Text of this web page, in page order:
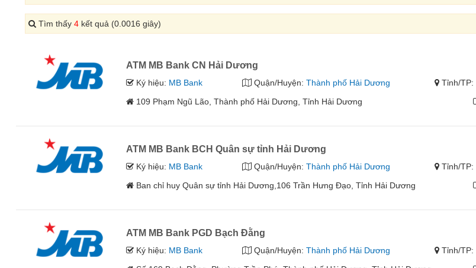
Tìm thấy 4 kết quả (0.0016 giây)
ATM MB Bank CN Hải Dương
Ký hiệu: MB Bank Quận/Huyện: Thành phố Hải Dương Tỉnh/TP:
109 Phạm Ngũ Lão, Thành phố Hải Dương, Tỉnh Hải Dương
ATM MB Bank BCH Quân sự tỉnh Hải Dương
Ký hiệu: MB Bank Quận/Huyện: Thành phố Hải Dương Tỉnh/TP:
Ban chỉ huy Quân sự tỉnh Hải Dương,106 Trần Hưng Đạo, Tỉnh Hải Dương
ATM MB Bank PGD Bạch Đằng
Ký hiệu: MB Bank Quận/Huyện: Thành phố Hải Dương Tỉnh/TP: